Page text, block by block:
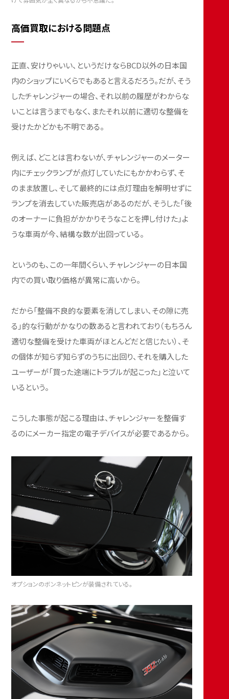
高価買取における問題点
正直、安けりゃいい、というだけならBCD以外の日本国
内のショップにいくらでもあると言えるだろう。だが、そう
したチャレンジャーの場合、それ以前の履歴がわからな
いことは言うまでもなく、またそれ以前に適切な整備を
受けたかどかも不明である。
例えば、どことは言わないが、チャレンジャーのメーター
内にチェックランプが点灯していたにもかかわらず、そ
のまま放置し、そして最終的には点灯理由を解明せずに
ランプを消去していた販売店があるのだが、そうした「後
のオーナーに負担がかかりそうなことを押し付けた」よ
うな車両が今、結構な数が出回っている。
というのも、この一年間くらい、チャレンジャーの日本国
内での買い取り価格が異常に高いから。
だから「整備不良的な要素を消してしまい、その隙に売
る」的な行動がかなりの数あると言われており（もちろん
適切な整備を受けた車両がほとんどだと信じたい）、そ
の個体が知らず知らずのうちに出回り、それを購入した
ユーザーが「買った途端にトラブルが起こった」と泣いて
いるという。
こうした事態が起こる理由は、チャレンジャーを整備す
るのにメーカー指定の電子デバイスが必要であるから。
オプションのボンネットピンが装備されている。